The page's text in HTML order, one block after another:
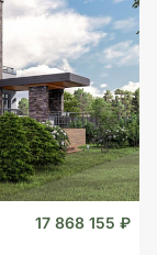
17 868 155 ₽